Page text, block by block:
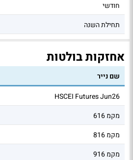
חודשי
תחילת השנה
אחזקות בולטות
שם נייר
HSCEI Futures Jun26
מקמ 616
מקמ 816
מקמ 916